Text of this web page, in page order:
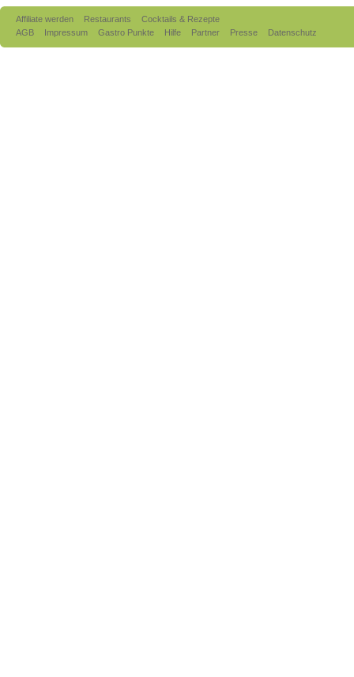
Affiliate werden Restaurants
Cocktails & Rezepte
AGB
Impressum Gastro Punkte Hilfe Partner Presse Datenschutz